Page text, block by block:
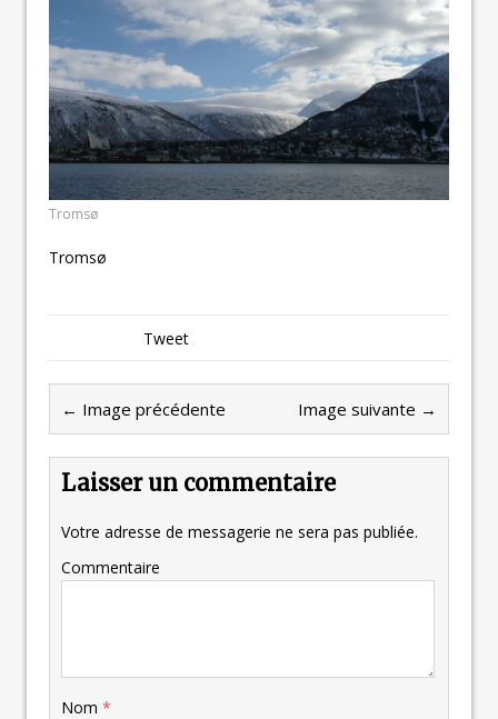
Tromsø
Tromsø
Tweet
← Image précédente Image suivante →
Laisser un commentaire
Votre adresse de messagerie ne sera pas publiée.
Commentaire
Nom *